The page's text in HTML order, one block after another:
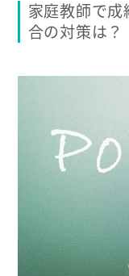
家庭教師で
合の対策は？